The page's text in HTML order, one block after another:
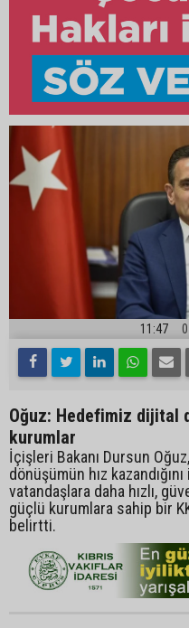
11:47
Oğuz: Hedefimiz dijital
kurumlar
İçişleri Bakanı Dursun
dönüşümün hız
vatandaşlara daha hızlı,
güçlü kurumlara sahip bir
belirtti.